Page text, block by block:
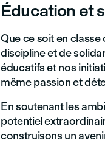
Éducation et
Que ce soit en
discipline et de
éducatifs et nos
même passion et
En soutenant les
potentiel
construisons un